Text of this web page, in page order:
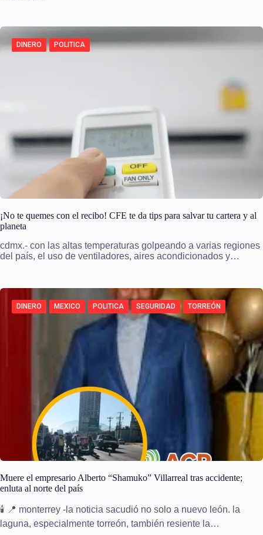
DINERO POLITICA
¡No te quemes con el recibo! CFE te da tips para salvar tu cartera y al
planeta
cdmx.- con las altas temperaturas golpeando a varias regiones
del país, el uso de ventiladores, aires acondicionados y…
DINERO MEXICO POLITICA SEGURIDAD TORREÓN
Muere el empresario Alberto “Shamuko” Villarreal tras accidente;
enluta al norte del país
🕯️ 📍 monterrey -la noticia sacudió no solo a nuevo león. la
laguna, especialmente torreón, también resiente la…